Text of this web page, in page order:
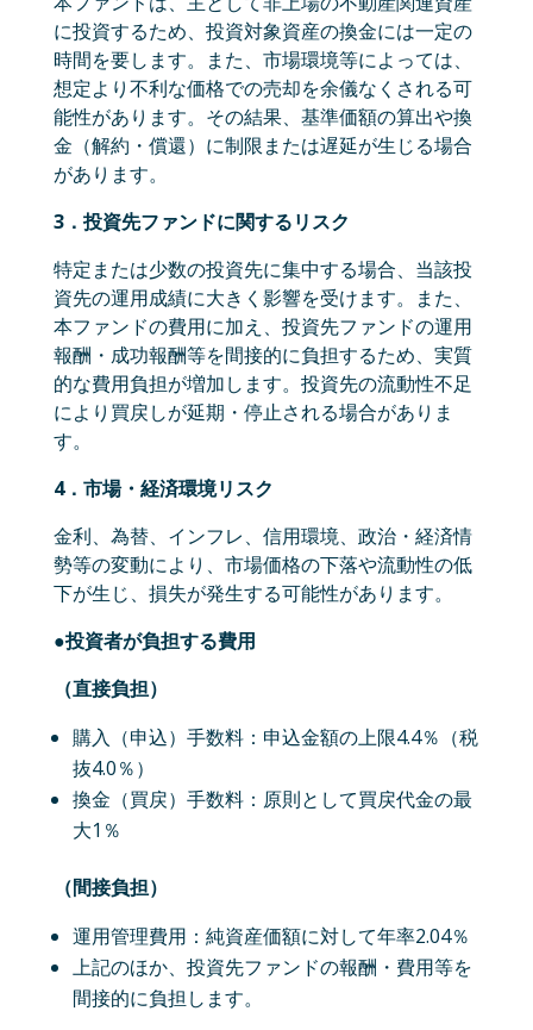
に投資するため、投資対象資産の換金には一定の
時間を要します。また、市場環境等によっては、
想定より不利な価格での売却を余儀なくされる可
能性があります。その結果、基準価額の算出や換
金（解約・償還）に制限または遅延が生じる場合
があります。
3．投資先ファンドに関するリスク
特定または少数の投資先に集中する場合、当該投
資先の運用成績に大きく影響を受けます。また、
本ファンドの費用に加え、投資先ファンドの運用
報酬・成功報酬等を間接的に負担するため、実質
的な費用負担が増加します。投資先の流動性不足
により買戻しが延期・停止される場合がありま
す。
4．市場・経済環境リスク
金利、為替、インフレ、信用環境、政治・経済情
勢等の変動により、市場価格の下落や流動性の低
下が生じ、損失が発生する可能性があります。
●投資者が負担する費用
（直接負担）
購入（申込）手数料：申込金額の上限4.4％（税
抜4.0％）
換金（買戻）手数料：原則として買戻代金の最
大1％
（間接負担）
運用管理費用：純資産価額に対して年率2.04％
上記のほか、投資先ファンドの報酬・費用等を
間接的に負担します。